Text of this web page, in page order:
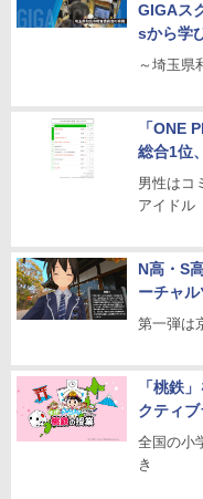
GIGAス
sから学
～埼玉県
「ONE
総合1位
男性はコ
アイドル
N高・S
ーチャ
第一弾は
「桃鉄
クティ
全国の小
き